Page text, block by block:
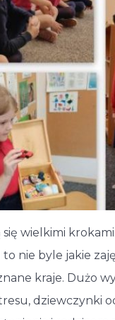
wielkimi
to nie byle jakie
kraje. Dużo
dziewczynki